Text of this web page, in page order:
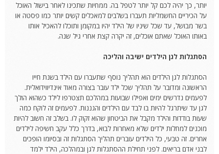
יותר, כך יהיה לכם קל יותר לטפל בה. ממחיות שתכינו לאחר בישול האוכל
על הכיריים החשמליות תעברו בשלבים למאכלים קשים יותר כמו פסטה או
בשר מבושל, עד שכל שיניו של הילד יהיו במקומן ותוכלו להאכיל אותו
באותו האוכל שאתם אוכלים, זה יקרה קצת אחרי גיל שנה.
הסתגלות לגן הילדים ישיבה והליכה
הסתגלות לגן הילדים הוא תהליך נוסף שתעברו עם הילד בשנת חייו
הראשונה ומדובר על תהליך שכל ילד עובר בצורה מאוד אינדיווידואלית.
לפעמים נדרשים ימים ואפילו שבועות במהלכם תצטרפו לילד כשהוא הולך
לגן עד שיתרגל להיות בו לבד עם הילדים והגננות. לפעמים זה לוקח כמה
שעות בודדות והילד מקבל את הביטחון שהוא זקוק לו. בשלב זה חשוב להיות
מוכנים למחלות ילדים שלא מאחרות לבוא, בדרך כלל עקב חשיפה לילדים
אחרים. זה טבעי, כל הילדים עוברים תהליך הסתגלות זה ובסיומו הופכים
לבני אדם בריאים. לפני תחילת ההסתגלות לגן ובמהלכה, הילד ילמד